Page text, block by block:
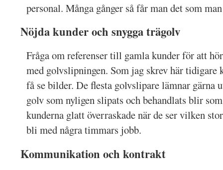
personal. Många gånger så får man det som
Nöjda kunder och snygga trägolv
Fråga om referenser till gamla kunder för att
med golvslipningen. Som jag skrev här tidigare
få se bilder. De flesta golvslipare lämnar gärna
golv som nyligen slipats och behandlats blir
kunderna glatt överraskade när de ser vilken
bli med några timmars jobb.
Kommunikation och kontrakt